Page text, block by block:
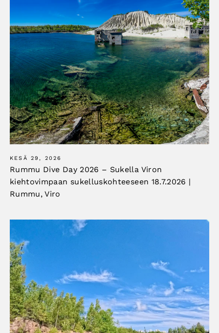
KESÄ 29, 2026
Rummu Dive Day 2026 – Sukella Viron
kiehtovimpaan sukelluskohteeseen 18.7.2026 |
Rummu, Viro